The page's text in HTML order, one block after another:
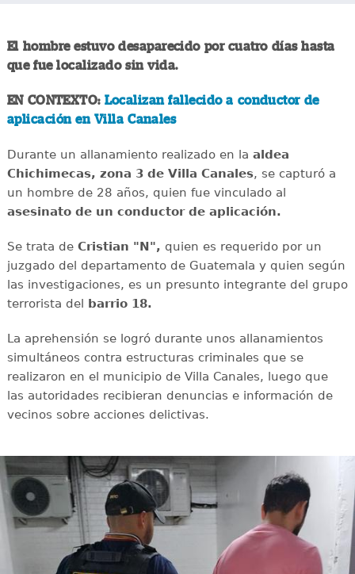
El hombre estuvo desaparecido por cuatro días hasta
que fue localizado sin vida.
EN CONTEXTO:Localizan fallecido a conductor de
aplicación en Villa Canales
Durante un allanamiento realizado en la aldea
Chichimecas, zona 3 de Villa Canales, se capturó a
un hombre de 28 años, quien fue vinculado al
asesinato de un conductor de aplicación.
Se trata de Cristian "N", quien es requerido por un
juzgado del departamento de Guatemala y quien según
las investigaciones, es un presunto integrante del grupo
terrorista del barrio 18.
La aprehensión se logró durante unos allanamientos
simultáneos contra estructuras criminales que se
realizaron en el municipio de Villa Canales, luego que
las autoridades recibieran denuncias e información de
vecinos sobre acciones delictivas.